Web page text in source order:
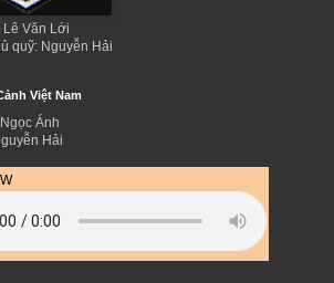
Văn Lới
quỹ: Nguyễn Hải
Việt Nam
Ánh
Hải